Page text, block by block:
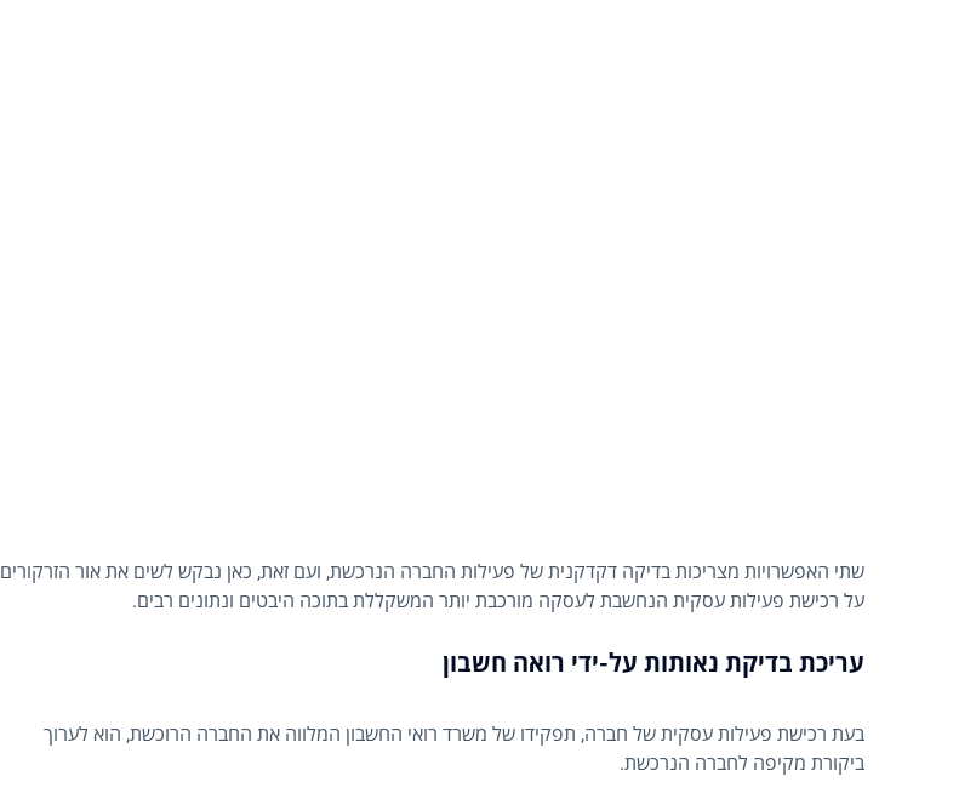
שתי האפשרויות מצריכות בדיקה דקדקנית של פעילות החברה הנרכשת, ועם זאת, כאן נבקש לשים את אור הזרקורים
על רכישת פעילות עסקית הנחשבת לעסקה מורכבת יותר המשקללת בתוכה היבטים ונתונים רבים.
עריכת בדיקת נאותות על-ידי רואה חשבון
בעת רכישת פעילות עסקית של חברה, תפקידו של משרד רואי החשבון המלווה את החברה הרוכשת, הוא לערוך
ביקורת מקיפה לחברה הנרכשת.